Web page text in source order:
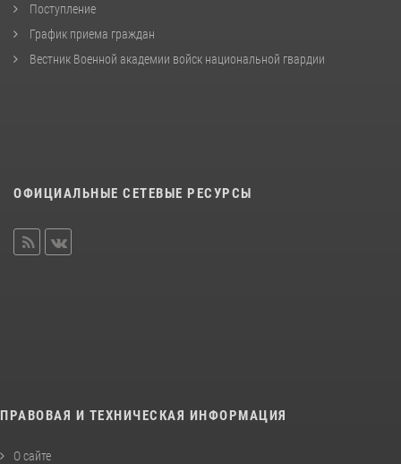
Поступление
График приема граждан
Вестник Военной академии войск национальной гвардии
ОФИЦИАЛЬНЫЕ СЕТЕВЫЕ РЕСУРСЫ
ПРАВОВАЯ И ТЕХНИЧЕСКАЯ ИНФОРМАЦИЯ
О сайте